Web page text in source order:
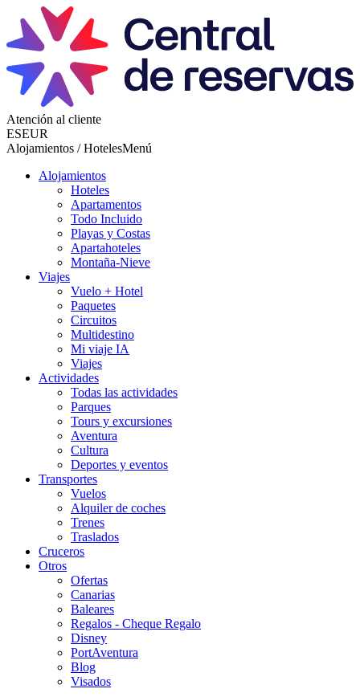
Atención al cliente
ESEUR
Alojamientos / HotelesMenú
Alojamientos
Hoteles
Apartamentos
Todo Incluido
Playas y Costas
Apartahoteles
Montaña-Nieve
Viajes
Vuelo + Hotel
Paquetes
Circuitos
Multidestino
Mi viaje IA
Viajes
Actividades
Todas las actividades
Parques
Tours y excursiones
Aventura
Cultura
Deportes y eventos
Transportes
Vuelos
Alquiler de coches
Trenes
Traslados
Cruceros
Otros
Ofertas
Canarias
Baleares
Regalos - Cheque Regalo
Disney
PortAventura
Blog
Visados